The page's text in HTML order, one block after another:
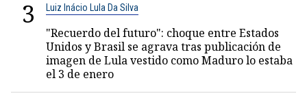
3 Luiz Inácio Lula Da Silva
"Recuerdo del futuro": choque entre Estados
Unidos y Brasil se agrava tras publicación de
imagen de Lula vestido como Maduro lo estaba
el 3 de enero